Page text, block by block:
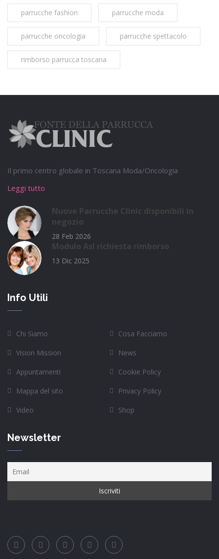
parrucche fashion parrucche moda
parrucche oncologia parrucche spettacolo
rimborso parrucca toscana
Il primo centro globale in Toscana Moda/Oncologia
Leggi tutto
Nuove Parrucche Clinic disponibili in
negozio
28 Feb 2026
Modulo Asl richiesta rimborso
13 Dic 2025
Info Utili
Chi Siamo Cosa Facciamo
Vision Mission News
Appuntamenti Cookie Policy
Mappa del sito Privacy Policy
Video Shop
Newsletter